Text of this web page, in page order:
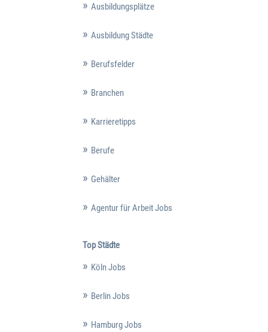
Ausbildungsplätze
Ausbildung Städte
Berufsfelder
Branchen
Karrieretipps
Berufe
Gehälter
Agentur für Arbeit Jobs
Top Städte
Köln Jobs
Berlin Jobs
Hamburg Jobs